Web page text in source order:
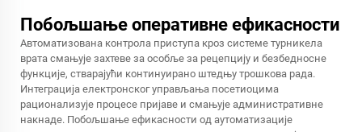
Побољшање оперативне ефикасности
Автоматизована контрола приступа кроз системе турникела
врата смањује захтеве за особље за рецепцију и безбедносне
функције, стварајући континуирано штедњу трошкова рада.
Интеграција електронског управљања посетиоцима
рационализује процесе пријаве и смањује административне
накнаде. Побољшање ефикасности од аутоматизације